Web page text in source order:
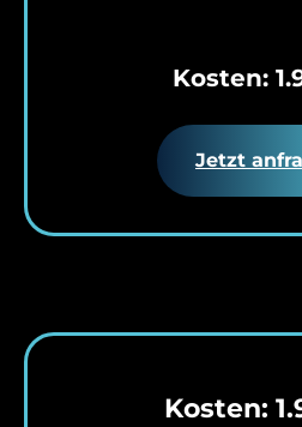
Kosten:
Jetzt
Kosten: